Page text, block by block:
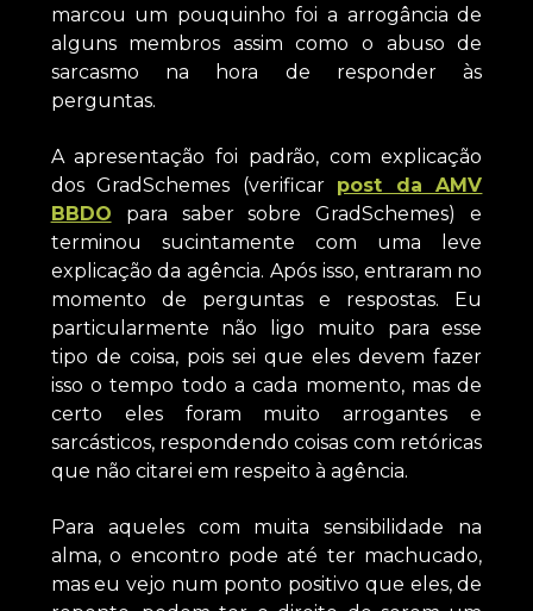
marcou um pouquinho foi a arrogância de
alguns membros assim como o abuso de
sarcasmo na hora de responder às
perguntas.
A apresentação foi padrão, com explicação
dos GradSchemes (verificar post da AMV
BBDO para saber sobre GradSchemes) e
terminou sucintamente com uma leve
explicação da agência. Após isso, entraram no
momento de perguntas e respostas. Eu
particularmente não ligo muito para esse
tipo de coisa, pois sei que eles devem fazer
isso o tempo todo a cada momento, mas de
certo eles foram muito arrogantes e
sarcásticos, respondendo coisas com retóricas
que não citarei em respeito à agência.
Para aqueles com muita sensibilidade na
alma, o encontro pode até ter machucado,
mas eu vejo num ponto positivo que eles, de